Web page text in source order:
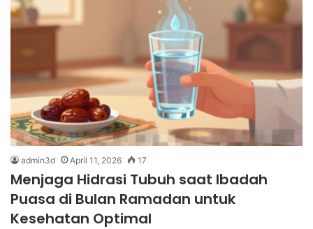
admin3d April 11, 2026 17
Menjaga Hidrasi Tubuh saat Ibadah
Puasa di Bulan Ramadan untuk
Kesehatan Optimal